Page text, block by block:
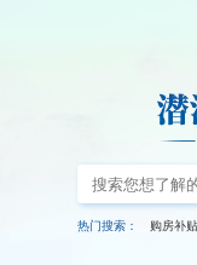
热门搜索： 购房补贴